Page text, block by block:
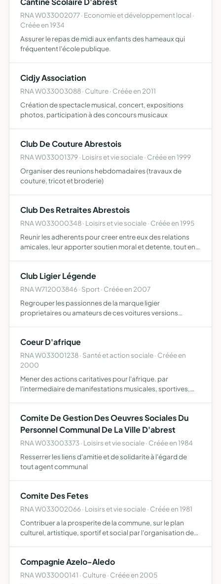
RNA W033002077 · Economie et développement local ·
Créée en 1934
Assurer le repas de midi aux enfants des hameaux qui
fréquentent l'école publique.
Cidjy Association
RNA W033003088 · Culture · Créée en 2011
Création de spectacle musical, concert, expositions
photos, participation à des concours musicaux
Club De Couture Abrestois
RNA W033001379 · Loisirs et vie sociale · Créée en 1999
Organiser des reunions hebdomadaires (travaux de
couture, tricot et broderie)
Club Des Retraites Abrestois
RNA W033000348 · Loisirs et vie sociale · Créée en 1995
Reunir les adherents pour creer entre eux des relations
amicales, leur apporter soutien moral et detente, tout en
Club Ligier Légende
RNA W712003846 · Sport · Créée en 2007
Regrouper les passionnes de la marque ligier
proprietaires ou amateurs de ces voitures versions
ces voit…
Coeur D'afrique
RNA W033001238 · Santé et action sociale · Créée en
2000
Mener des actions caritatives pour l'afrique. par
l'intermediaire de manifestations musicales, sportives,
Comite De Gestion Des Oeuvres Sociales Du
Personnel Communal De La Ville D'abrest
RNA W033003373 · Loisirs et vie sociale · Créée en 1984
Resserrer les liens d'amitie et de solidarite à l'égard de
tout agent communal
Comite Des Fetes
RNA W033002066 · Loisirs et vie sociale · Créée en 1981
Contribuer a la prosperite de la commune, sur le plan
culturel, artistique, sportif et social par l'organisation de
Compagnie Azelo-Aledo
RNA W033000141 · Culture · Créée en 2005